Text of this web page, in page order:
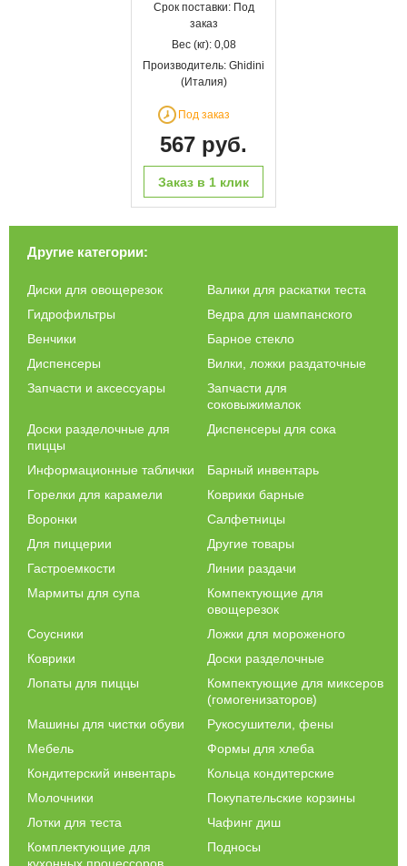
Срок поставки: Под
заказ
Вес (кг): 0,08
Производитель: Ghidini
(Италия)
Под заказ
567 руб.
Заказ в 1 клик
Другие категории:
Диски для овощерезок
Валики для раскатки теста
Гидрофильтры
Ведра для шампанского
Венчики
Барное стекло
Диспенсеры
Вилки, ложки раздаточные
Запчасти и аксессуары
Запчасти для
соковыжималок
Доски разделочные для
пиццы
Диспенсеры для сока
Информационные таблички
Барный инвентарь
Горелки для карамели
Коврики барные
Воронки
Салфетницы
Для пиццерии
Другие товары
Гастроемкости
Линии раздачи
Мармиты для супа
Компектующие для
овощерезок
Соусники
Ложки для мороженого
Коврики
Доски разделочные
Лопаты для пиццы
Компектующие для миксеров
(гомогенизаторов)
Машины для чистки обуви
Рукосушители, фены
Мебель
Формы для хлеба
Кондитерский инвентарь
Кольца кондитерские
Молочники
Покупательские корзины
Лотки для теста
Чафинг диш
Комплектующие для
Подносы